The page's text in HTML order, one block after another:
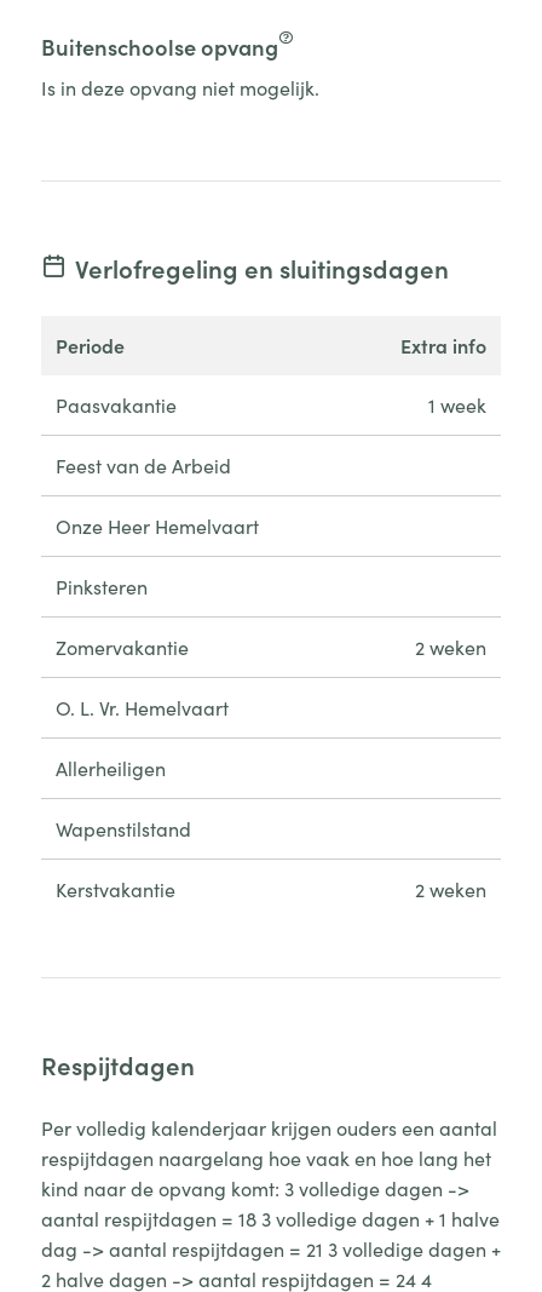
Buitenschoolse opvang
Is in deze opvang niet mogelijk.
Verlofregeling en sluitingsdagen
periode extra info
Paasvakantie 1 week
Feest van de Arbeid
Onze Heer Hemelvaart
Pinksteren
Zomervakantie 2 weken
O. L. Vr. Hemelvaart
Allerheiligen
Wapenstilstand
Kerstvakantie 2 weken
Respijtdagen
Per volledig kalenderjaar krijgen ouders een aantal
respijtdagen naargelang hoe vaak en hoe lang het
kind naar de opvang komt: 3 volledige dagen ->
aantal respijtdagen = 18 3 volledige dagen + 1 halve
dag -> aantal respijtdagen = 21 3 volledige dagen +
2 halve dagen -> aantal respijtdagen = 24 4